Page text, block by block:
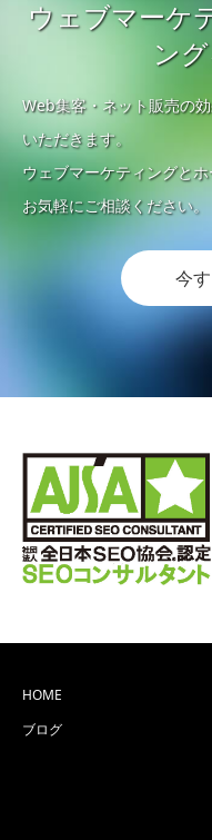
ウェブマーケ
ン
Web集客・ネット販売の
いただきます。
ウェブマーケティングと
お気軽にご相談ください。
今
HOME
ブログ